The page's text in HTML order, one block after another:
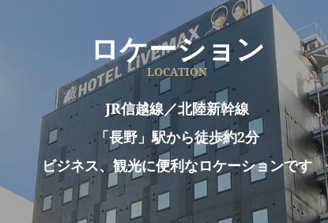
ロケーション
LOCATION
JR信越線／北陸新幹線
「長野」駅から徒歩約2分
ビジネス、観光に便利なロケーションです